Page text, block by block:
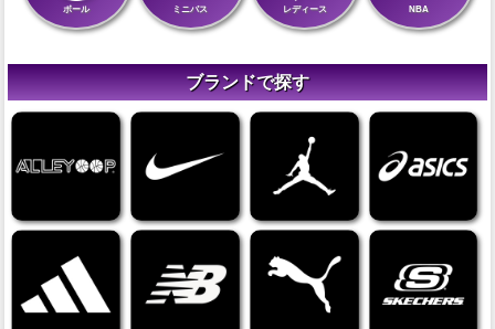
ボール ミニバス レディース NBA
ブランドで探す